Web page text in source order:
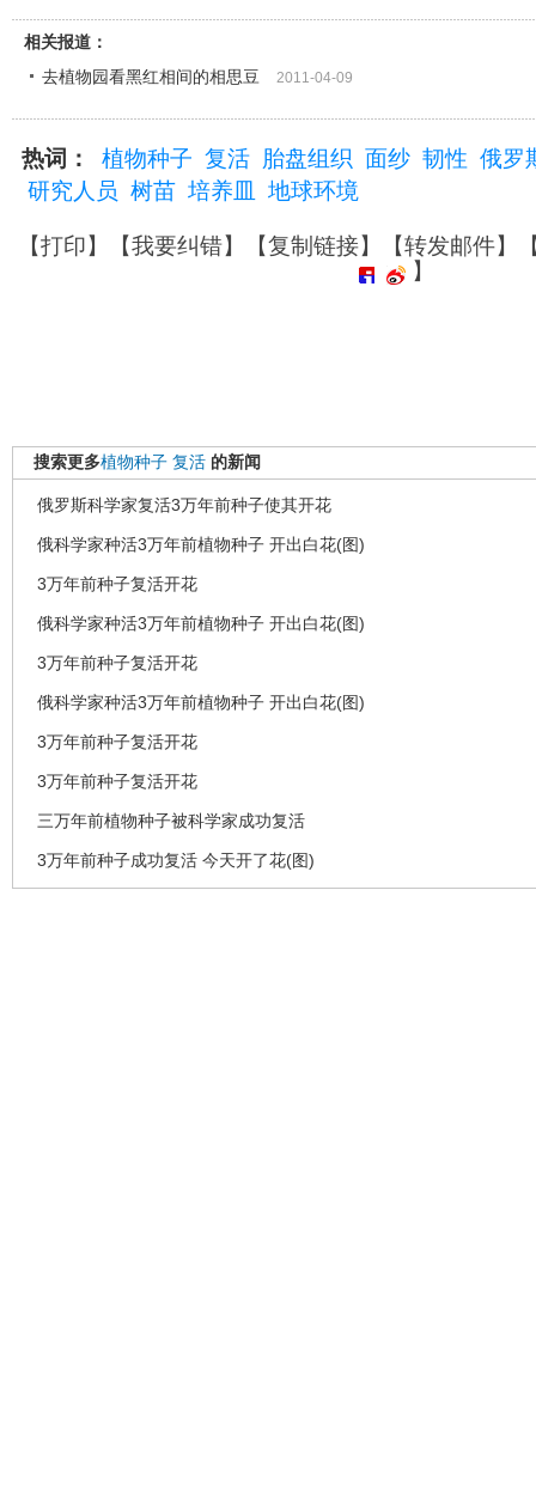
相关报道：
去植物园看黑红相间的相思豆
2011-04-09
热词： 植物种子 复活 胎盘组织 面纱 韧性 俄罗
研究人员 树苗 培养皿 地球环境
【打印】【我要纠错】【复制链接】【转发邮件】
】
搜索更多植物种子 复活 的新闻
俄罗斯科学家复活3万年前种子使其开花
俄科学家种活3万年前植物种子 开出白花(图)
3万年前种子复活开花
俄科学家种活3万年前植物种子 开出白花(图)
3万年前种子复活开花
俄科学家种活3万年前植物种子 开出白花(图)
3万年前种子复活开花
3万年前种子复活开花
三万年前植物种子被科学家成功复活
3万年前种子成功复活 今天开了花(图)